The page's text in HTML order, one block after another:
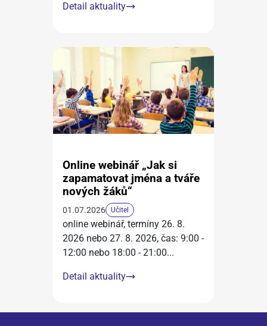
Detail aktuality
Online webinář „Jak si
zapamatovat jména a tváře
nových žáků“
01.07.2026 Učitel
online webinář, termíny 26. 8.
2026 nebo 27. 8. 2026, čas: 9:00 -
12:00 nebo 18:00 - 21:00...
Detail aktuality